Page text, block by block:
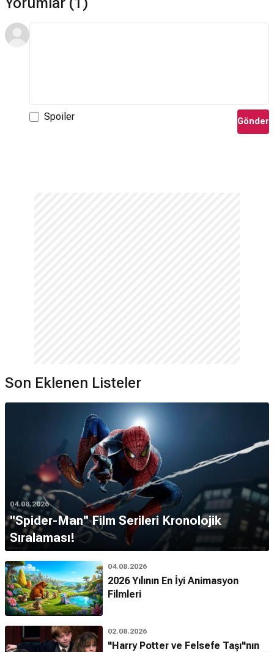
Spoiler Gönder
Son Eklenen Listeler
04.08.2026
''Spider-Man'' Film Serileri Kronolojik
Sıralaması!
04.08.2026
2026 Yılının En İyi Animasyon
Filmleri
02.08.2026
"Harry Potter ve Felsefe Taşı"nın